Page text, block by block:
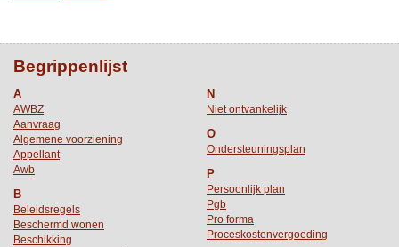
Begrippenlijst
A
AWBZ
Aanvraag
Algemene voorziening
Appellant
Awb
B
Beleidsregels
Beschermd wonen
Beschikking
N
Niet ontvankelijk
O
Ondersteuningsplan
P
Persoonlijk plan
Pgb
Pro forma
Proceskostenvergoeding